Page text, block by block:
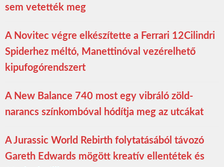
sem vetették meg
A Novitec végre elkészítette a Ferrari 12Cilindri
Spiderhez méltó, Manettinóval vezérelhető
kipufogórendszert
A New Balance 740 most egy vibráló zöld-
narancs színkombóval hódítja meg az utcákat
A Jurassic World Rebirth folytatásából távozó
Gareth Edwards mögött kreatív ellentétek és